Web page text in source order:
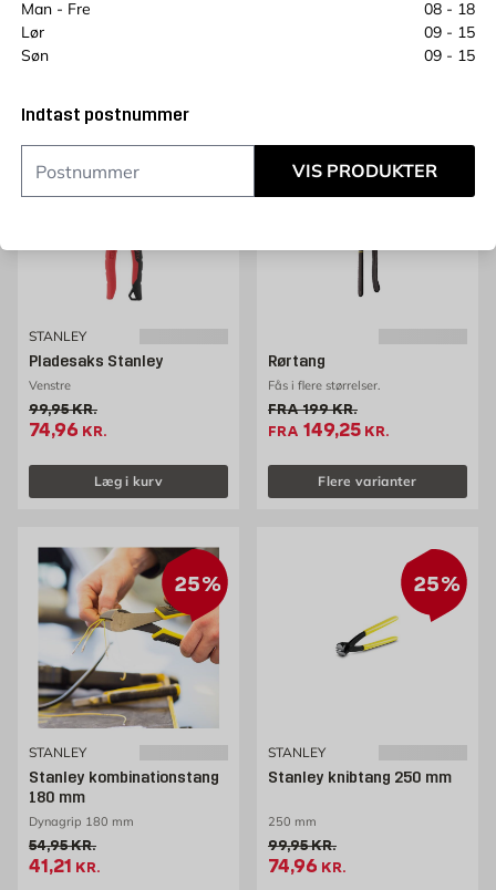
Man - Fre
08 - 18
Lør
09 - 15
Søn
09 - 15
Indtast postnummer
VIS PRODUKTER
Tilbudspris 246.75 kr. /stk
246,75
RESTSALG
STANLEY
Pladesaks Stanley
Venstre
Gammel pris 99.95 kr. /stk
99,95KR.
Tilbudspris 74.96 kr. /stk
74,96 KR.
Læg i kurv
25%
Rørtang
Fås i flere størrelser.
FRAGammel pris 199 kr. /stk
199KR.
FRA Tilbudspris 149.25
149,25 KR.
Flere varianter
25%
STANLEY
Stanley kombinationstang
180 mm
Dynagrip 180 mm
Gammel pris 54.95 kr. /stk
54,95KR.
Tilbudspris 41.21 kr. /stk
41,21 KR.
25%
STANLEY
Stanley knibtang 250 mm
250 mm
Gammel pris 99.95 kr. /stk
99,95KR.
Tilbudspris 74.96 kr. /stk
74,96 KR.